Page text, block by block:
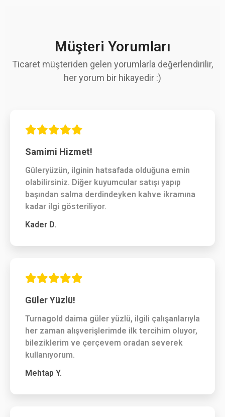
Müşteri Yorumları
Ticaret müşteriden gelen yorumlarla değerlendirilir,
her yorum bir hikayedir :)
Samimi Hizmet!
Güleryüzün, ilginin hatsafada olduğuna emin
olabilirsiniz. Diğer kuyumcular satışı yapıp
başından salma derdindeyken kahve ikramına
kadar ilgi gösteriliyor.
Kader D.
Güler Yüzlü!
Turnagold daima güler yüzlü, ilgili çalışanlarıyla
her zaman alışverişlerimde ilk tercihim oluyor,
bileziklerim ve çerçevem oradan severek
kullanıyorum.
Mehtap Y.